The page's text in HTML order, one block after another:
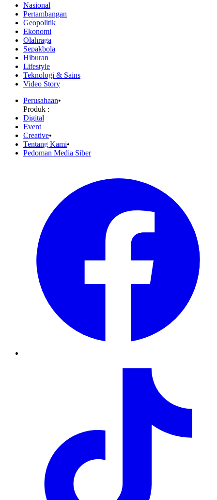
Nasional
Pertambangan
Geopolitik
Ekonomi
Olahraga
Sepakbola
Hiburan
Lifestyle
Teknologi & Sains
Video Story
Perusahaan•
Produk :
Digital
Event
Creative•
Tentang Kami•
Pedoman Media Siber